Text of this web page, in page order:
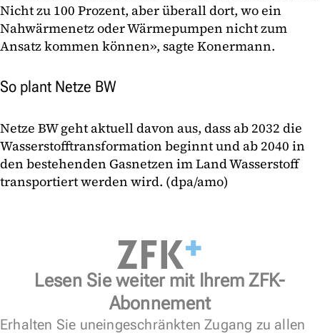
Nicht zu 100 Prozent, aber überall dort, wo ein
Nahwärmenetz oder Wärmepumpen nicht zum
Ansatz kommen können», sagte Konermann.
So plant Netze BW
Netze BW geht aktuell davon aus, dass ab 2032 die
Wasserstofftransformation beginnt und ab 2040 in
den bestehenden Gasnetzen im Land Wasserstoff
transportiert werden wird. (dpa/amo)
Lesen Sie weiter mit Ihrem ZFK-
Abonnement
Erhalten Sie uneingeschränkten Zugang zu allen